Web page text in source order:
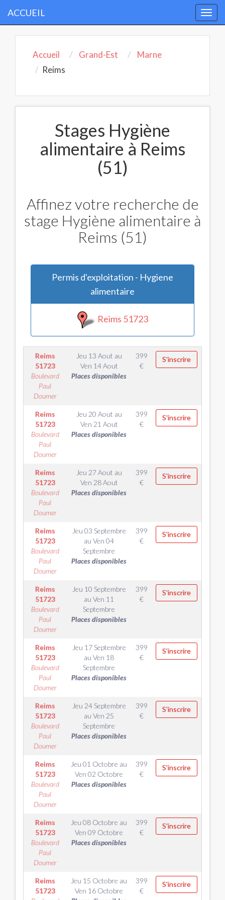
ACCUEIL
Accueil Grand-Est
Marne
Reims
Stages Hygiène
alimentaire à Reims
(51)
Affinez votre recherche de
stage Hygiène alimentaire à
Reims (51)
Permis d'exploitation - Hygiene
alimentaire
Reims 51723
Reims
51723
Boulevard
Paul
Doumer
Jeu 13 Aout au
Ven 14 Aout
Places disponibles
399
€
S'inscrire
Reims
51723
Boulevard
Paul
Doumer
Jeu 20 Aout au
Ven 21 Aout
Places disponibles
399
€
S'inscrire
Reims
51723
Boulevard
Paul
Doumer
Jeu 27 Aout au
Ven 28 Aout
Places disponibles
399
€
S'inscrire
Reims
51723
Boulevard
Paul
Doumer
Jeu 03 Septembre
au Ven 04
Septembre
Places disponibles
399
€
S'inscrire
Reims
51723
Boulevard
Paul
Doumer
Jeu 10 Septembre
au Ven 11
Septembre
Places disponibles
399
€
S'inscrire
Reims
51723
Boulevard
Paul
Doumer
Jeu 17 Septembre
au Ven 18
Septembre
Places disponibles
399
€
S'inscrire
Reims
51723
Boulevard
Paul
Doumer
Jeu 24 Septembre
au Ven 25
Septembre
Places disponibles
399
€
S'inscrire
Reims
51723
Boulevard
Paul
Doumer
Jeu 01 Octobre au
Ven 02 Octobre
Places disponibles
399
€
S'inscrire
Reims
51723
Boulevard
Paul
Doumer
Jeu 08 Octobre au
Ven 09 Octobre
Places disponibles
399
€
S'inscrire
Reims
51723
Jeu 15 Octobre au
Ven 16 Octobre
399
€
S'inscrire